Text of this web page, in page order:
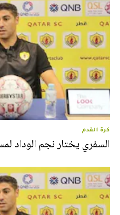
كرة القدم
السفري يختار نجم الوداد